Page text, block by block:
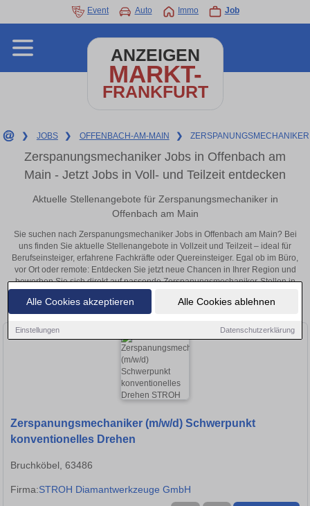
Alle Cookies akzeptieren Alle Cookies ablehnen
Einstellungen Datenschutzerklärung
Event Auto Immo Job
ANZEIGEN
MARKT-
FRANKFURT
❯ JOBS ❯ OFFENBACH-AM-MAIN ❯ ZERSPANUNGSMECHANIKER
Zerspanungsmechaniker Jobs in Offenbach am
Main - Jetzt Jobs in Voll- und Teilzeit entdecken
Aktuelle Stellenangebote für Zerspanungsmechaniker in
Offenbach am Main
Sie suchen nach Zerspanungsmechaniker Jobs in Offenbach am Main? Bei
uns finden Sie aktuelle Stellenangebote in Vollzeit und Teilzeit – ideal für
Berufseinsteiger, erfahrene Fachkräfte oder Quereinsteiger. Egal ob im Büro,
vor Ort oder remote: Entdecken Sie jetzt neue Chancen in Ihrer Region und
bewerben Sie sich direkt auf passende Zerspanungsmechaniker-Stellen in
Offenbach am Main!
Zerspanungsmechaniker (m/w/d) Schwerpunkt
konventionelles Drehen
Bruchköbel, 63486
Firma:STROH Diamantwerkzeuge GmbH